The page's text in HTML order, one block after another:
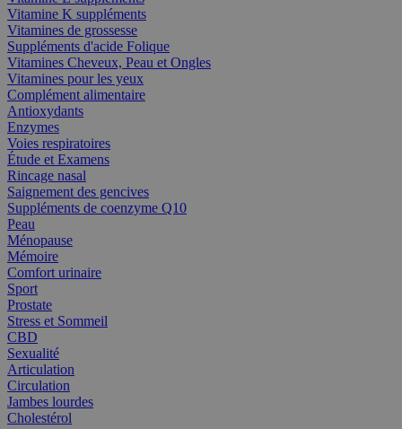
Vitamine K suppléments
Vitamines de grossesse
Suppléments d'acide Folique
Vitamines Cheveux, Peau et Ongles
Vitamines pour les yeux
Complément alimentaire
Antioxydants
Enzymes
Voies respiratoires
Étude et Examens
Rincage nasal
Saignement des gencives
Suppléments de coenzyme Q10
Peau
Ménopause
Mémoire
Comfort urinaire
Sport
Prostate
Stress et Sommeil
CBD
Sexualité
Articulation
Circulation
Jambes lourdes
Cholestérol